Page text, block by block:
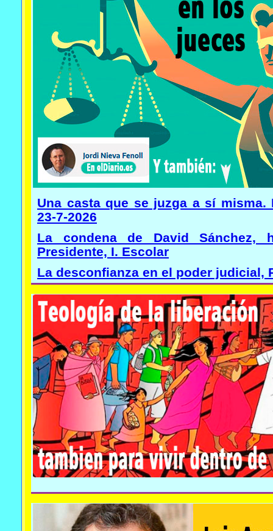
Una casta que se juzga a sí misma.
23-7-2026
La condena de David Sánchez,
Presidente, I. Escolar
La desconfianza en el poder judicial,